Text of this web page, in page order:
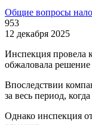
Общие вопросы
953
12 декабря 2025
Инспекция провела
обжаловала
Впоследствии
за весь период,
Однако инспекция